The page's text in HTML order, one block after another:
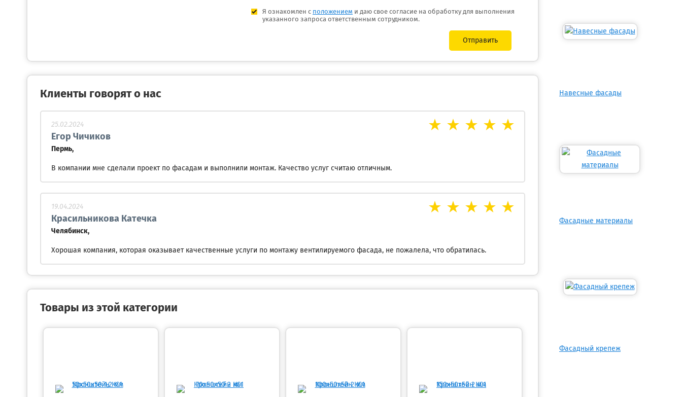
Я ознакомлен с положением и даю свое согласие на обработку для выполнения
указанного запроса ответственным сотрудником.
Отправить
Клиенты говорят о нас
25.02.2024
Егор Чичиков
Пермь,
В компании мне сделали проект по фасадам и выполнили монтаж. Качество услуг считаю отличным.
19.04.2024
Красильникова Катечка
Челябинск,
Хорошая компания, которая оказывает качественные услуги по монтажу вентилируемого фасада, не пожалела, что обратилась.
Товары из этой категории
Навесные фасады
Фасадные материалы
Фасадный крепеж